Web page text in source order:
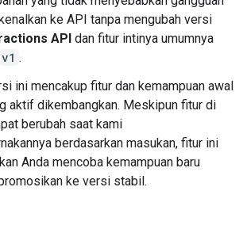
ke API tanpa mengubah versi
API dan fitur intinya umumnya
v1 .
ini mencakup fitur dan kemampuan awal
aktif dikembangkan. Meskipun fitur di
berubah saat kami
berdasarkan masukan, fitur ini
Anda mencoba kemampuan baru
ke versi stabil.